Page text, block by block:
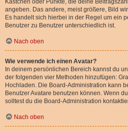
Kästchen oder Punkte, die deine
angeben. Das andere, meist größere, Bild
Es handelt sich hierbei in der Regel um ein
Benutzer zu Benutzer unterschiedlich ist.
Nach oben
Wie verwende ich einen Avatar?
In deinem persönlichen Bereich kannst du
der folgenden vier Methoden hinzufügen:
Hochladen. Die Board-Administration kann
Benutzer Avatare benutzen können. Wenn
solltest du die Board-Administration
Nach oben